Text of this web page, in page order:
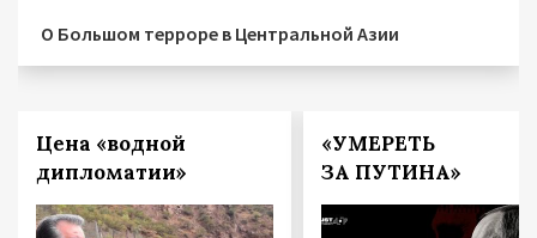
О Большом терроре в Центральной Азии
Цена «водной
дипломатии»
«УМЕРЕТЬ
ЗА ПУТИНА»